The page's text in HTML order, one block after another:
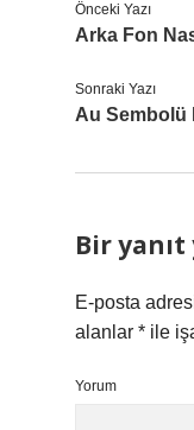
Önceki Yazı
Arka Fon
Sonraki Yazı
Au Sembolü
Bir yanıt
E-posta
alanlar * ile
Yorum